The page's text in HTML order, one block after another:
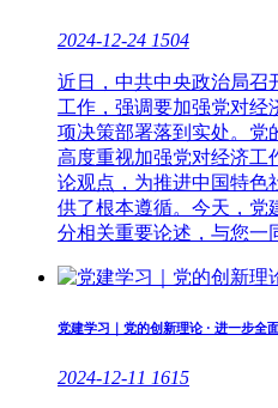
2024-12-24 1504
近日，中共中央政治局召
工作，强调要加强党对经
项决策部署落到实处。党
高度重视加强党对经济工
论观点，为推进中国特色
供了根本遵循。今天，党
分相关重要论述，与您一
党建学习｜党的创新理论 · 进一步全
2024-12-11 1615